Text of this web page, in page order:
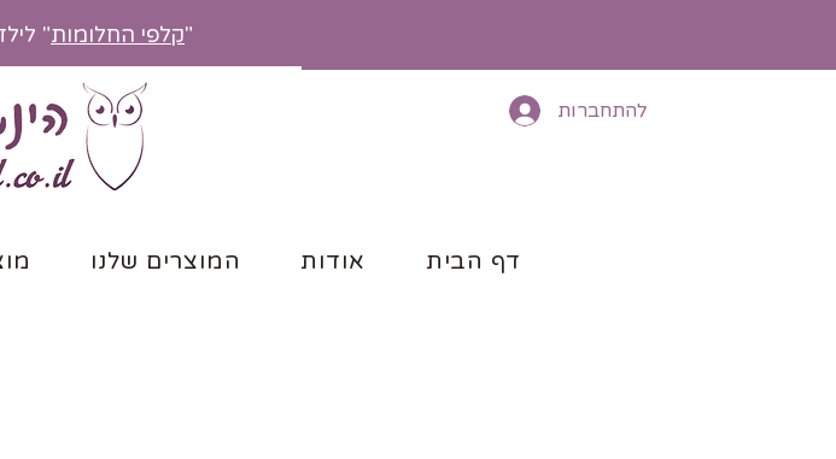
"קלפי החלומות"
להתחברות
דף הבית אודות המוצרים שלנו